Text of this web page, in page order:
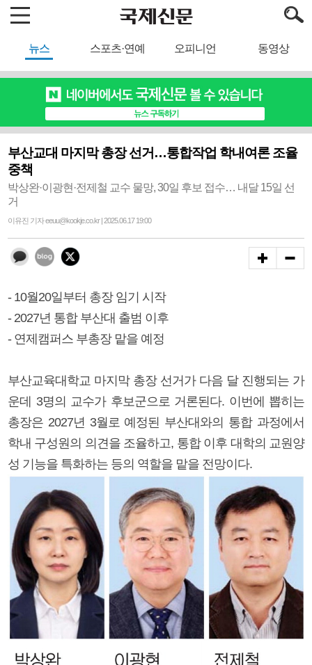
뉴스 스포츠·연예 오피니언 동영상
부산교대 마지막 총장 선거…통합작업 학내여론 조율
중책
박상완·이광현·전제철 교수 물망, 30일 후보 접수… 내달 15일 선
거
이유진 기자 eeuu@kookje.co.kr | 2025.06.17 19:00
- 10월20일부터 총장 임기 시작
- 2027년 통합 부산대 출범 이후
- 연제캠퍼스 부총장 맡을 예정
부산교육대학교 마지막 총장 선거가 다음 달 진행되는 가
운데 3명의 교수가 후보군으로 거론된다. 이번에 뽑히는
총장은 2027년 3월로 예정된 부산대와의 통합 과정에서
학내 구성원의 의견을 조율하고, 통합 이후 대학의 교원양
성 기능을 특화하는 등의 역할을 맡을 전망이다.